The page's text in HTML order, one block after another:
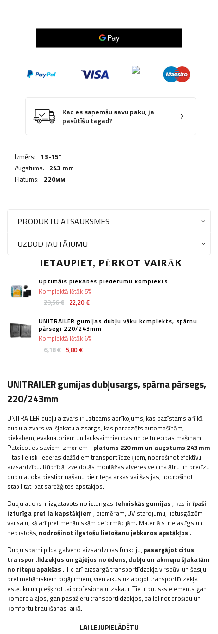
Kad es saņemšu savu paku, ja
pasūtīšu tagad?
Izmērs: 13-15"
Augstums: 243 mm
Platums: 220мм
PRODUKTU ATSAUKSMES
UZDOD JAUTĀJUMU
IETAUPIET, PĒRKOT VAIRĀK
Optimāls piekabes piederumu komplekts
23,56 € 22,20 €
Komplektā lētāk 5%
UNITRAILER gumijas dubļu vāku komplekts, spārnu
pārsegi 220/243mm
6,18 € 5,80 €
Komplektā lētāk 6%
UNITRAILER gumijas dubļusargs, spārna pārsegs,
220/243mm
UNITRAILER dubļu aizvars ir uzticams aprīkojums, kas pazīstams arī kā
dubļu aizvars vai šļakatu aizsargs, kas paredzēts automašīnām,
piekabēm, evakuatoriem un lauksaimniecības un celtniecības mašīnām.
Pateicoties saviem izmēriem - platums 220 mm un augstums 243 mm
- tas lieliski iederas dažādiem transportlīdzekļiem, nodrošinot efektīvu
aizsardzību. Rūpnīcā izveidotās montāžas atveres veicina ātru un precīzu
dubļu atloka piestiprināšanu pie riteņa arkas vai šasijas, nodrošinot
stabilitāti pat sarežģītos apstākļos.
Dubļu atloks ir izgatavots no izturīgas tehniskās gumijas , kas ir īpaši
izturīga pret laikapstākļiem , piemēram, UV starojumu, lietusgāzēm
vai salu, kā arī pret mehāniskām deformācijām. Materiāls ir elastīgs un
neplīstošs, nodrošinot ilgstošu lietošanu jebkuros apstākļos .
Dubļu spārni pilda galveno aizsardzības funkciju, pasargājot citus
transportlīdzekļus un gājējus no ūdens, dubļu un akmeņu šļakatām
no riteņu apakšas . Tie arī aizsargā transportlīdzekļa virsbūvi un šasiju
pret mehāniskiem bojājumiem, vienlaikus uzlabojot transportlīdzekļa
estētiku un piešķirot tai profesionālu izskatu. Tie ir būtisks elements gan
komerciālajos, gan pasažieru transportlīdzekļos, palielinot drošību un
komfortu braukšanas laikā.
LAI LEJUPIELĀDĒTU